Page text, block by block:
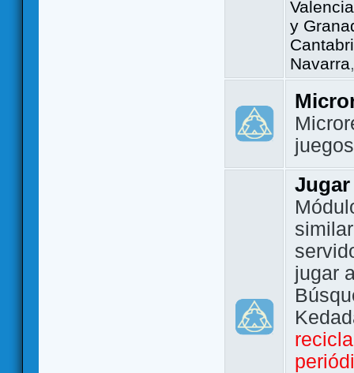
Valencia
y
Navarra
Jugar
jugar